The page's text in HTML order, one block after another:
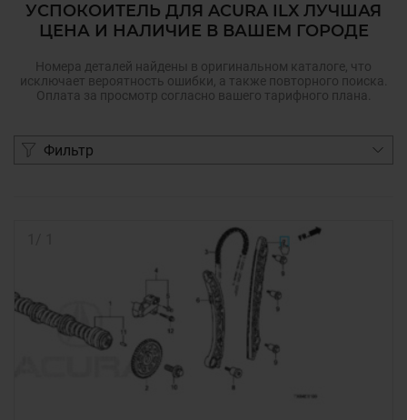
УСПОКОИТЕЛЬ ДЛЯ ACURA ILX ЛУЧШАЯ
ЦЕНА И НАЛИЧИЕ В ВАШЕМ ГОРОДЕ
Номера деталей найдены в оригинальном каталоге, что
исключает вероятность ошибки, а также повторного поиска.
Оплата за просмотр согласно вашего тарифного плана.
Фильтр